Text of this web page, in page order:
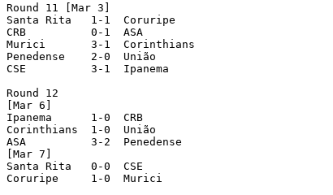
Round 11 [Mar 3]
Santa Rita   1-1  Coruripe
CRB	     0-1  ASA
Murici	     3-1  Corinthians
Penedense    2-0  União
CSE	     3-1  Ipanema
Round 12
[Mar 6]
Ipanema	     1-0  CRB
Corinthians  1-0  União
ASA	     3-2  Penedense
[Mar 7]
Santa Rita   0-0  CSE
Coruripe     1-0  Murici